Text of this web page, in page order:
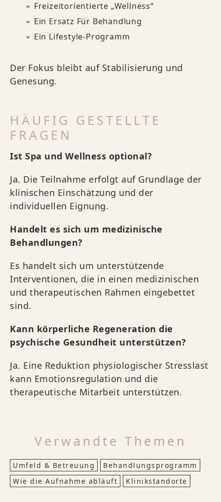
Freizeitorientierte „Wellness“
Ein Ersatz Für Behandlung
Ein Lifestyle-Programm
Der Fokus bleibt auf Stabilisierung und
Genesung.
HÄUFIG GESTELLTE
FRAGEN
Ist Spa und Wellness optional?
Ja. Die Teilnahme erfolgt auf Grundlage der
klinischen Einschätzung und der
individuellen Eignung.
Handelt es sich um medizinische
Behandlungen?
Es handelt sich um unterstützende
Interventionen, die in einen medizinischen
und therapeutischen Rahmen eingebettet
sind.
Kann körperliche Regeneration die
psychische Gesundheit unterstützen?
Ja. Eine Reduktion physiologischer Stresslast
kann Emotionsregulation und die
therapeutische Mitarbeit unterstützen.
Verwandte Themen
Umfeld & Betreuung
Behandlungsprogramm
Wie die Aufnahme abläuft
Klinikstandorte